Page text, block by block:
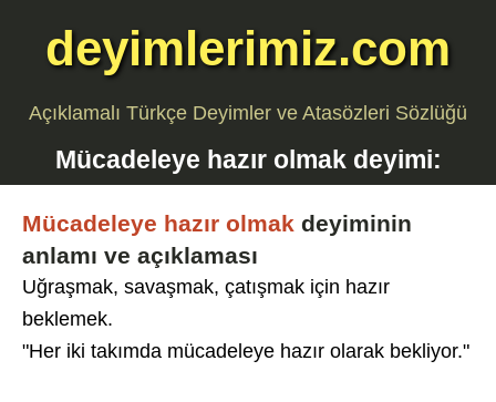
deyimlerimiz.com
Açıklamalı Türkçe Deyimler ve Atasözleri Sözlüğü
Mücadeleye hazır olmakdeyimi:
Mücadeleye hazır olmak deyiminin
anlamı ve açıklaması
Uğraşmak, savaşmak, çatışmak için hazır
beklemek.
"Her iki takımda mücadeleye hazır olarak bekliyor."